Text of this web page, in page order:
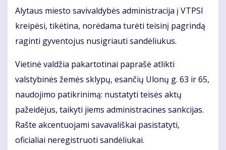
Alytaus miesto savivaldybės administracija į VTPSI
kreipėsi, tikėtina, norėdama turėti teisinį pagrindą
raginti gyventojus nusigriauti sandėliukus.
Vietinė valdžia pakartotinai paprašė atlikti
valstybinės žemės sklypų, esančių Ulonų g. 63 ir 65,
naudojimo patikrinimą: nustatyti teisės aktų
pažeidėjus, taikyti jiems administracines sankcijas.
Rašte akcentuojami savavališkai pasistatyti,
oficialiai neregistruoti sandėliukai.